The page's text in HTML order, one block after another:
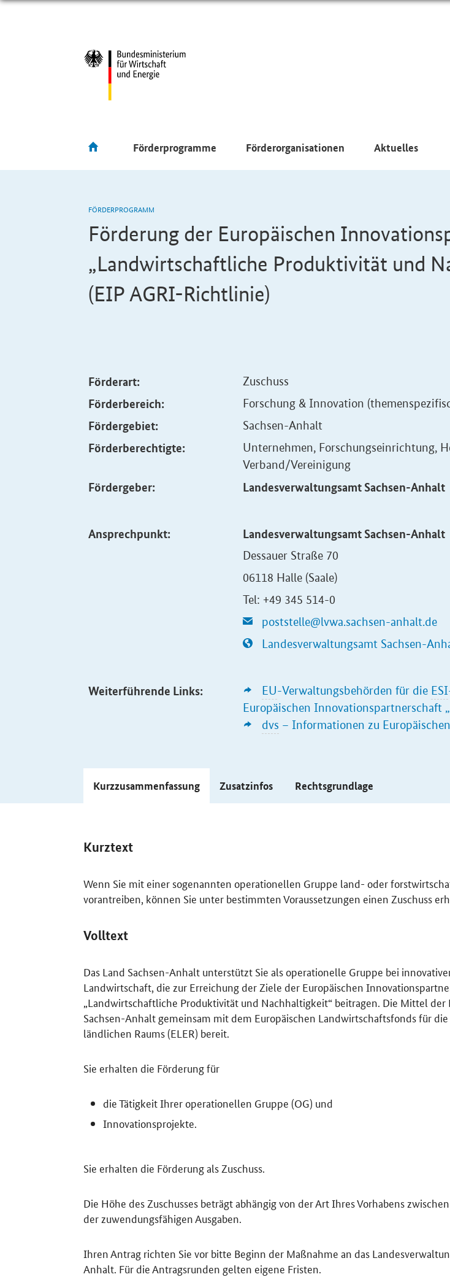
Förderprogramme Förderorganisationen Aktuelles
FÖRDERPROGRAMM
Förderung der Europäischen
„Landwirtschaftliche Produktivität und
(EIP AGRI-Richtlinie)
Förderart: Zuschuss
Förderbereich: Forschung & Innovation
Fördergebiet: Sachsen-Anhalt
Förderberechtigte:
Unternehmen, Forschungseinrichtung,
Verband/Vereinigung
Fördergeber: Landesverwaltungsamt Sachsen-Anhalt
Ansprechpunkt: Landesverwaltungsamt Sachsen-Anhalt
Dessauer Straße 70
06118 Halle (Saale)
Tel: +49 345 514-0
poststelle@lvwa.sachsen-anhalt.de
Landesverwaltungsamt Sachsen-
Weiterführende Links: EU-Verwaltungsbehörden für die ESI
Europäischen
dvs – Informationen zu
Kurzzusammenfassung Zusatzinfos Rechtsgrundlage
Kurztext
Wenn Sie mit einer sogenannten operationellen Gruppe land- oder
vorantreiben, können Sie unter bestimmten Voraussetzungen einen Zuschuss
Volltext
Das Land Sachsen-Anhalt unterstützt Sie als operationelle Gruppe bei
Landwirtschaft, die zur Erreichung der Ziele der Europäischen
„Landwirtschaftliche Produktivität und Nachhaltigkeit“ beitragen. Die Mittel
Sachsen-Anhalt gemeinsam mit dem Europäischen Landwirtschaftsfonds für
ländlichen Raums (ELER) bereit.
Sie erhalten die Förderung für
die Tätigkeit Ihrer operationellen Gruppe (OG) und
Innovationsprojekte.
Sie erhalten die Förderung als Zuschuss.
Die Höhe des Zuschusses beträgt abhängig von der Art Ihres Vorhabens
der zuwendungsfähigen Ausgaben.
Ihren Antrag richten Sie vor bitte Beginn der Maßnahme an das
Anhalt. Für die Antragsrunden gelten eigene Fristen.